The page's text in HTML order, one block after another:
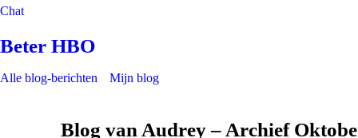
Chat
Beter HBO
Alle blog-berichten Mijn blog
Blog van Audrey – Archief